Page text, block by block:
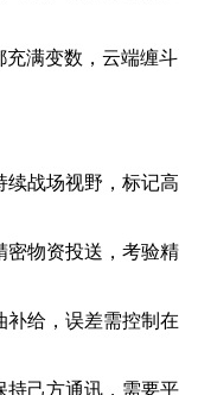
满变数，云端缠斗
续战场视野，标记高
密物资投送，考验精
补给，误差需控制在
持己方通讯，需要平